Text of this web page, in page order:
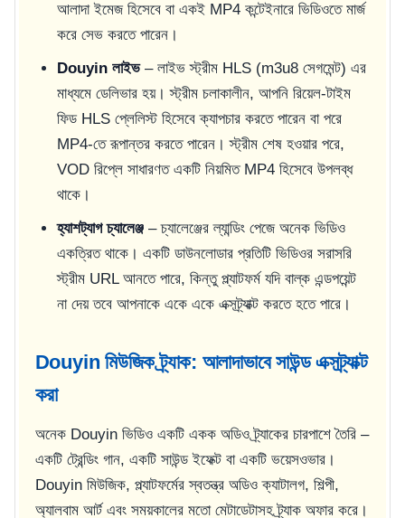
আলাদা ইমেজ হিসেবে বা একই MP4 কন্টেইনারে ভিডিওতে মার্জ
করে সেভ করতে পারেন।
Douyin লাইভ– লাইভ স্ট্রীম HLS (m3u8 সেগমেন্ট) এর
মাধ্যমে ডেলিভার হয়। স্ট্রীম চলাকালীন, আপনি রিয়েল-টাইম
ফিড HLS প্লেলিস্ট হিসেবে ক্যাপচার করতে পারেন বা পরে
MP4-তে রূপান্তর করতে পারেন। স্ট্রীম শেষ হওয়ার পরে,
VOD রিপ্লে সাধারণত একটি নিয়মিত MP4 হিসেবে উপলব্ধ
থাকে।
হ্যাশট্যাগ চ্যালেঞ্জ– চ্যালেঞ্জের ল্যান্ডিং পেজে অনেক ভিডিও
একত্রিত থাকে। একটি ডাউনলোডার প্রতিটি ভিডিওর সরাসরি
স্ট্রীম URL আনতে পারে, কিন্তু প্ল্যাটফর্ম যদি বাল্ক এন্ডপয়েন্ট
না দেয় তবে আপনাকে একে একে এক্সট্র্যাক্ট করতে হতে পারে।
Douyin মিউজিক ট্র্যাক: আলাদাভাবে সাউন্ড এক্সট্র্যাক্ট
করা
অনেক Douyin ভিডিও একটি একক অডিও ট্র্যাকের চারপাশে তৈরি –
একটি ট্রেন্ডিং গান, একটি সাউন্ড ইফেক্ট বা একটি ভয়েসওভার।
Douyin মিউজিক, প্ল্যাটফর্মের স্বতন্ত্র অডিও ক্যাটালগ, শিল্পী,
অ্যালবাম আর্ট এবং সময়কালের মতো মেটাডেটাসহ ট্র্যাক অফার করে।